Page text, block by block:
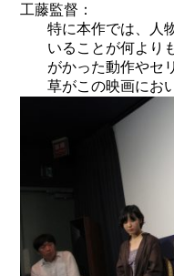
工藤監督：
特に本作では、人
いることが何より
がかった動作やセ
草がこの映画にお